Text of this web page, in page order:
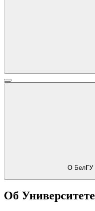
О БелГУ
Об Университете